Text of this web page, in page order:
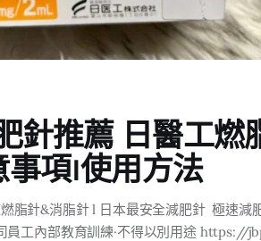
針推薦 日醫工
項I使用方法
脂針&消脂針 l 日本最安全減肥針 極速減
員工內部教育訓練·不得以別用途